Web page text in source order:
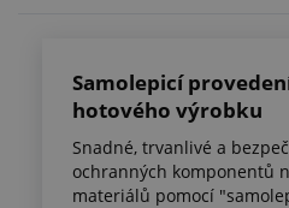
Samolepicí
hotového výrobku
Snadné, trvanlivé a
ochranných komponentů
materiálů pomocí